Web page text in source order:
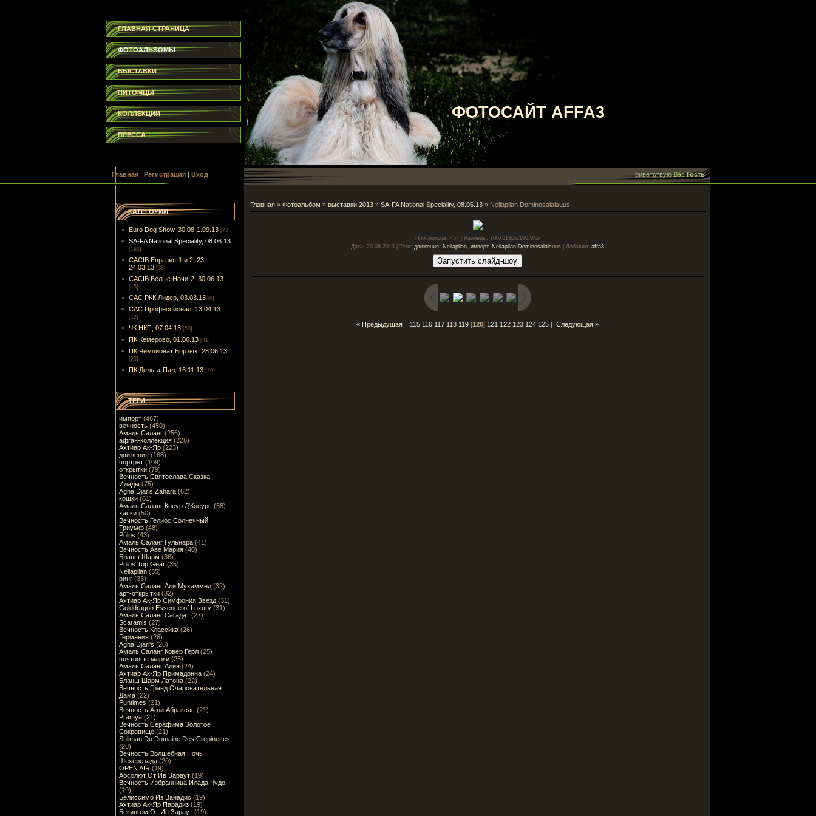
ФОТОСАЙТ AFFA3
ГЛАВНАЯ СТРАНИЦА
ФОТОАЛЬБОМЫ
ВЫСТАВКИ
ПИТОМЦЫ
КОЛЛЕКЦИИ
ПРЕССА
Главная| Регистрация| Вход Приветствую ВасГость
КАТЕГОРИИ
Euro Dog Show, 30.08-1.09.13 [73]
SA-FA National Speciality, 08.06.13
[192]
CACIB Евразия-1 и 2, 23-
24.03.13 [38]
CACIB Белые Ночи-2, 30.06.13
[15]
САС РКК Лидер, 03.03.13 [6]
САС Профессионал, 13.04.13
[12]
ЧК НКП, 07.04.13 [53]
ПК Кемерово, 01.06.13 [41]
ПК Чемпионат Борзых, 28.06.13
[23]
ПК Дельта-Пал, 16.11.13 [20]
ТЕГИ
импорт(467)
вечность(450)
Амаль Саланг(256)
афган-коллекция(228)
Ахтиар Ак-Яр(223)
движения(168)
портрет(109)
открытки(79)
Вечность Святослава Сказка
Илады(75)
Agha Djaris Zahara(62)
кошки(61)
Амаль Саланг Коеур Д'Коеурс (58)
хаски(50)
Вечность Гелиос Солнечный
Триумф(48)
Polos (43)
Амаль Саланг Гульнара(41)
Вечность Аве Мария(40)
Бланш Шарм (36)
Polos Top Gear(35)
Neliapilan(35)
ринг(33)
Амаль Саланг Али Мухаммед(32)
арт-открытки(32)
Ахтиар Ак-Яр Симфония Звезд(31)
Golddragon Essence of Luxury(31)
Амаль Саланг Сагадат(27)
Scaramis (27)
Вечность Классика(26)
Германия(26)
Agha Djari's (26)
Амаль Саланг Ковер Герл(25)
почтовые марки(25)
Амаль Саланг Алия(24)
Ахтиар Ак-Яр Примадонна(24)
Бланш Шарм Латона(22)
Вечность Гранд Очаровательная
Дама(22)
Funtimes (21)
Вечность Агни Абраксас (21)
Pramya(21)
Вечность Серафима Золотое
Сокровище(21)
Suliman Du Domaine Des Crepinettes
(20)
Вечность Волшебная Ночь
Шехерезада(20)
OPEN AIR (19)
Абсолют От Ив Зараут(19)
Вечность Избранница Илада Чудо
(19)
Белиссимо Из Ванадис (19)
Ахтиар Ак-Яр Парадиз(19)
Бекингем От Ив Зараут(19)
Главная» Фотоальбом » выставки 2013» SA-FA National Speciality, 08.06.13» Neliapilan Dominosalaisuus
Просмотров: 454 | Размеры: 700x513px/196.9Kb
Дата: 20.06.2013 | Теги: движения Neliapilan импорт, Neliapilan Dominosalaisuus Добавил: affa3
« Предыдущая | 115 116 117 118 119 [120] 121 122 123 124 125 | Следующая »